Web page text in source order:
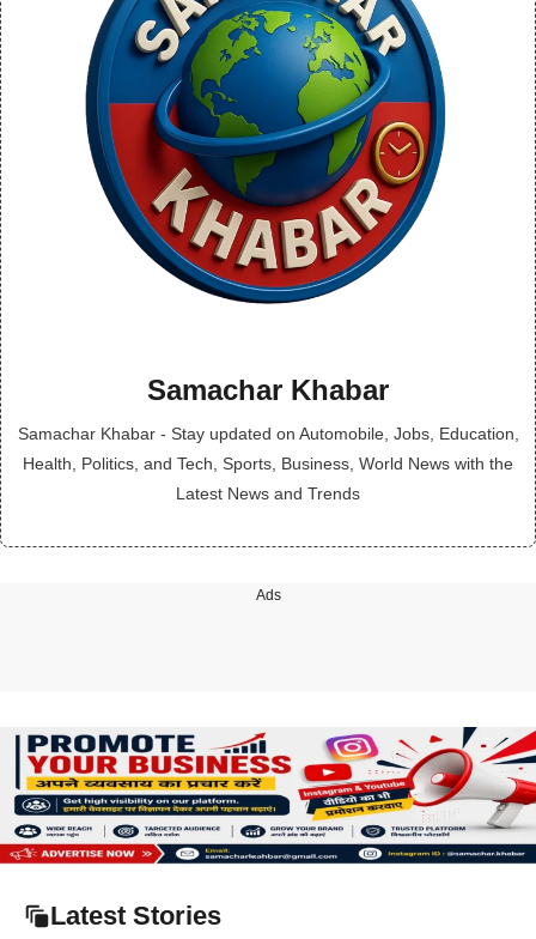
Samachar Khabar
Samachar Khabar - Stay updated on Automobile, Jobs, Education,
Health, Politics, and Tech, Sports, Business, World News with the
Latest News and Trends
Ads
Latest Stories